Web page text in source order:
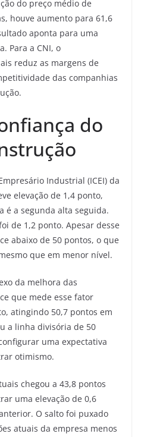
do preço médio de
houve aumento para 61,6
aponta para uma
Para a CNI, o
reduz as margens de
das companhias
do
Industrial (ICEI) da
elevação de 1,4 ponto,
é a segunda alta seguida.
de 1,2 ponto. Apesar desse
abaixo de 50 pontos, o que
que em menor nível.
da melhora das
que mede esse fator
atingindo 50,7 pontos em
a linha divisória de 50
uma expectativa
otimismo.
chegou a 43,8 pontos
uma elevação de 0,6
O salto foi puxado
atuais da empresa menos